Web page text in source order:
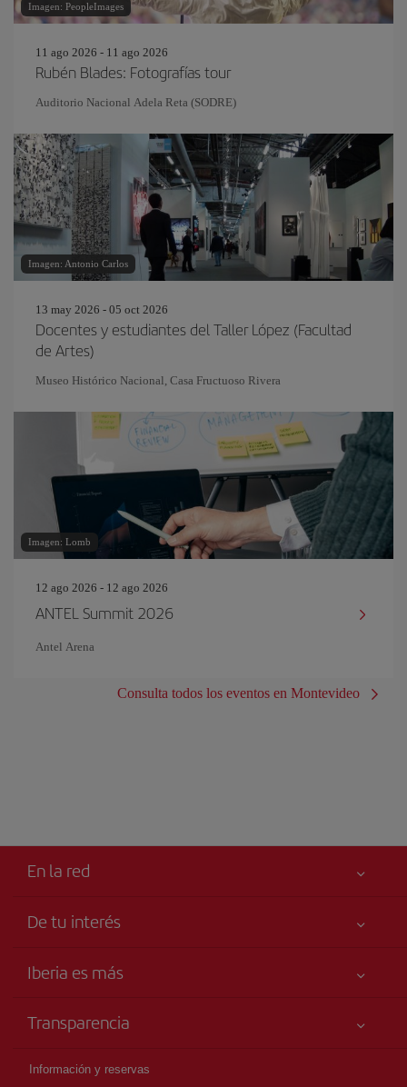
Imagen: PeopleImages
11 ago 2026 - 11 ago 2026
Rubén Blades: Fotografías tour
Auditorio Nacional Adela Reta (SODRE)
Imagen: Antonio Carlos
13 may 2026 - 05 oct 2026
Docentes y estudiantes del Taller López (Facultad
de Artes)
Museo Histórico Nacional, Casa Fructuoso Rivera
Imagen: Lomb
12 ago 2026 - 12 ago 2026
ANTEL Summit 2026
Antel Arena
Consulta todos los eventos en Montevideo
En la red
De tu interés
Tu seguridad es lo primero
Publicidad
Iberia es más
Talento a bordo
Grupo Iberia
Transparencia
Información y reservas